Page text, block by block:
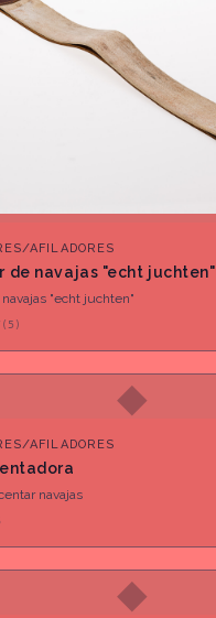
AFILADORES
de navajas "echt juchten"
"echt juchten"
◆
AFILADORES
navajas
◆